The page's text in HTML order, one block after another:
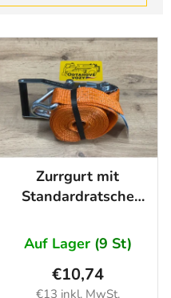
Zurrgurt mit
Standardratsche
Auf Lager (9 St)
€13 inkl. MwSt.
€10,74